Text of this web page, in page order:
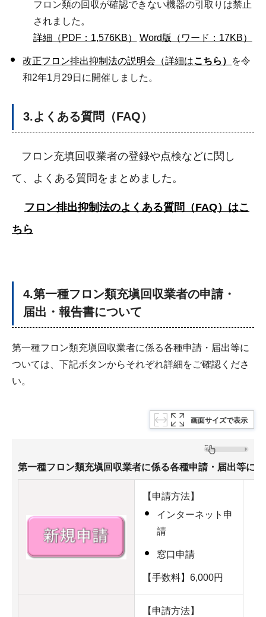
フロン類の回収が確認できない機器の引取りは禁止
されました。
詳細（PDF：1,576KB）
Word版（ワード：17KB）
改正フロン排出抑制法の説明会（詳細はこちら）
を令
和2年1月29日に開催しました。
3.よくある質問（FAQ）
フロン充填回収業者の登録や点検などに関し
て、よくある質問をまとめました。
フロン排出抑制法のよくある質問（FAQ）はこ
ちら
4.第一種フロン類充塡回収業者の申請・
届出・報告書について
第一種フロン類充塡回収業者に係る各種申請・届出等に
ついては、下記ボタンからそれぞれ詳細をご確認くださ
い。
画面サイズで表示
第一種フロン類充塡回収業者に係る各種申請・届出等に
【申請方法】
インターネット申
請
窓口申請
【手数料】6,000円
【申請方法】